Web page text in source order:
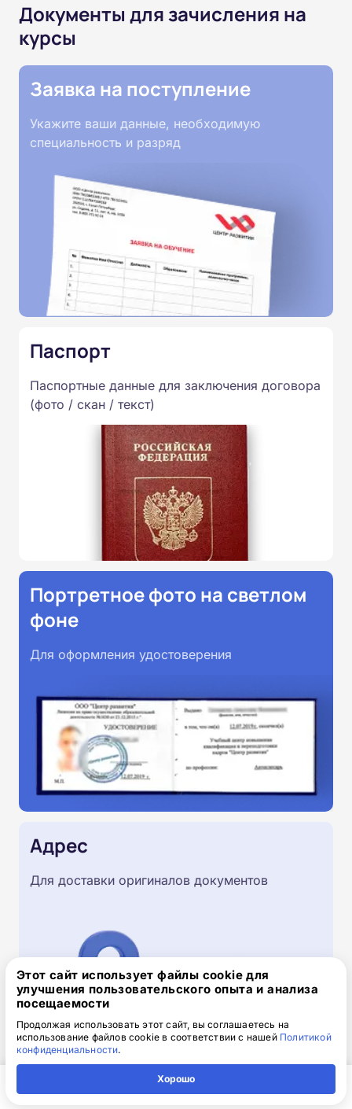
Документы для зачисления на
курсы
Заявка на поступление
Укажите ваши данные, необходимую
специальность и разряд
Паспорт
Паспортные данные для заключения договора
(фото / скан / текст)
Портретное фото на светлом
фоне
Для оформления удостоверения
Адрес
Для доставки оригиналов документов
Скачайте заявку на обучение
.doc, 32.52 Кб
Этот сайт использует файлы cookie для
улучшения пользовательского опыта и анализа
посещаемости
Продолжая использовать этот сайт, вы соглашаетесь на
использование файлов cookie в соответствии с нашей Политикой
конфиденциальности.
Хорошо